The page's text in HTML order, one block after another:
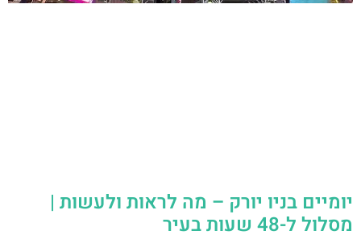
יומיים בניו יורק – מה לראות ולעשות |
מסלול ל-48 שעות בעיר